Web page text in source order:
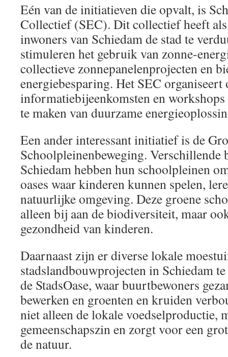
Eén van de initiatieven die opvalt, is
Collectief (SEC). Dit collectief heeft
inwoners van Schiedam de stad te
stimuleren het gebruik van zonne-
collectieve zonnepanelenprojecten en
energiebesparing. Het SEC
informatiebijeenkomsten en
te maken van duurzame
Een ander interessant initiatief is de
Schoolpleinenbeweging. Verschillende
Schiedam hebben hun schoolpleinen
oases waar kinderen kunnen spelen,
natuurlijke omgeving. Deze groene
alleen bij aan de biodiversiteit, maar
gezondheid van kinderen.
Daarnaast zijn er diverse lokale
stadslandbouwprojecten in Schiedam
de StadsOase, waar buurtbewoners
bewerken en groenten en kruiden
niet alleen de lokale voedselproductie,
gemeenschapszin en zorgt voor een
de natuur.